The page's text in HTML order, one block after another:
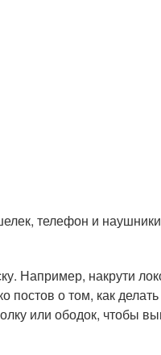
телефон и
Например, накрути
о том, как
или ободок, чтобы